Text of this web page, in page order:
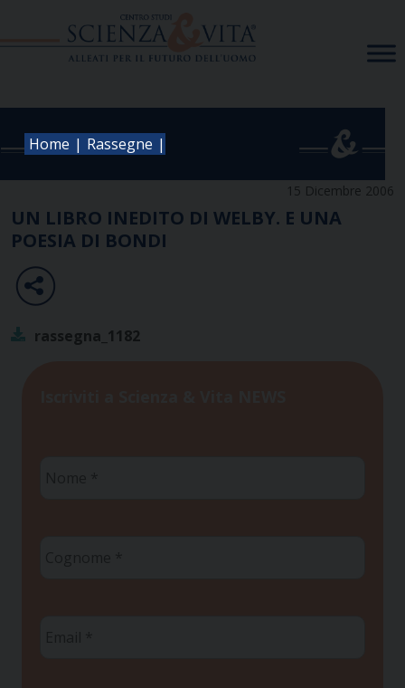
Home | Rassegne |
15 Dicembre 2006
UN LIBRO INEDITO DI WELBY. E UNA
POESIA DI BONDI
rassegna_1182